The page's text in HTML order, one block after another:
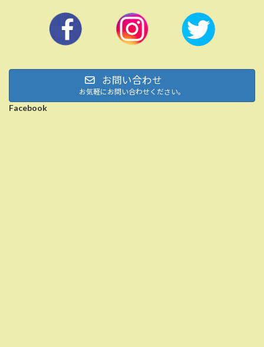
お問い合わせ
お気軽にお問い合わせください。
Facebook